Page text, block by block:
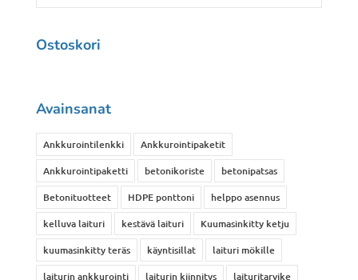
Ostoskori
Avainsanat
Ankkurointilenkki
Ankkurointipaketit
Ankkurointipaketti
betonikoriste
betonipatsas
Betonituotteet
HDPE ponttoni
helppo asennus
kelluva laituri
kestävä laituri
Kuumasinkitty ketju
kuumasinkitty teräs
käyntisillat
laituri mökille
laiturin ankkurointi
laiturin kiinnitys laituritarvike